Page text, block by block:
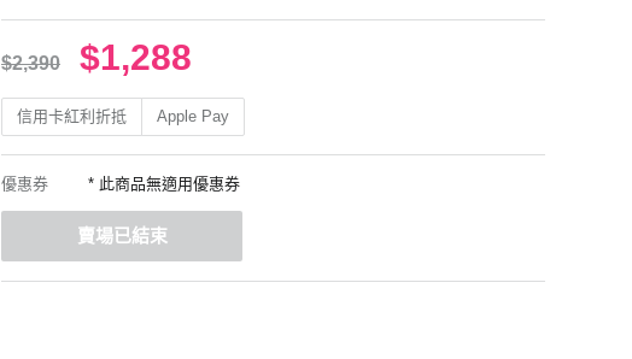
$2,390 $1,288
信用卡紅利折抵 Apple Pay
優惠券 * 此商品無適用優惠券
賣場已結束